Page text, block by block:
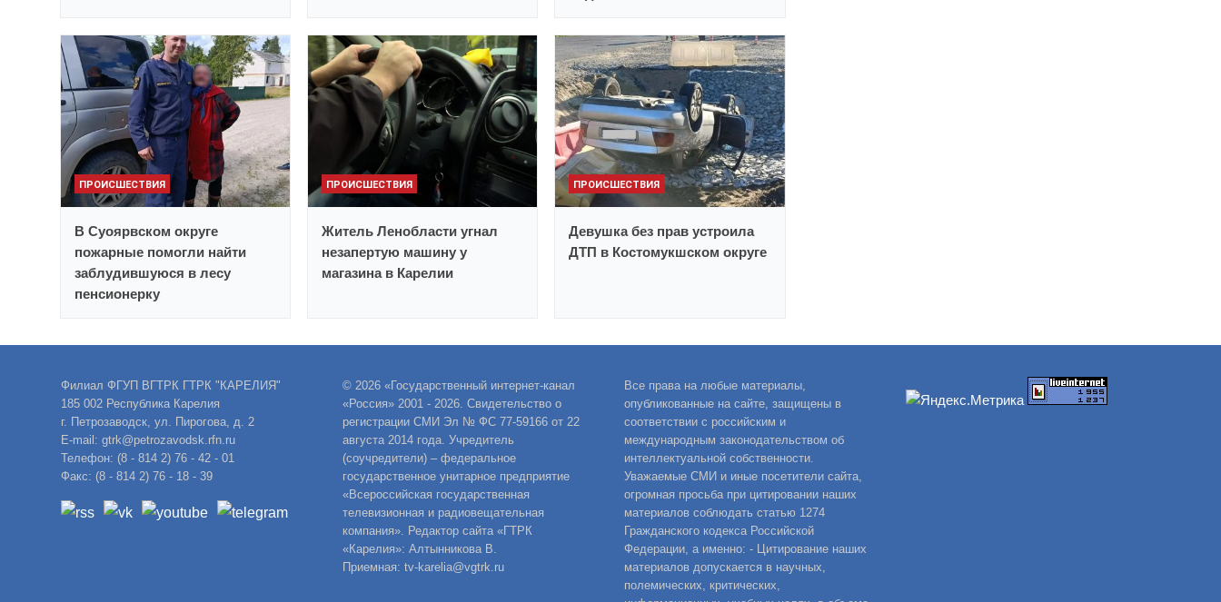
ПРОИСШЕСТВИЯ
В Суоярвском округе
пожарные помогли найти
заблудившуюся в лесу
пенсионерку
ПРОИСШЕСТВИЯ
Житель Ленобласти угнал
незапертую машину у
магазина в Карелии
ПРОИСШЕСТВИЯ
Девушка без прав устроила
ДТП в Костомукшском округе
Филиал ФГУП ВГТРК ГТРК "КАРЕЛИЯ"
185 002 Республика Карелия
г. Петрозаводск, ул. Пирогова, д. 2
E-mail: gtrk@petrozavodsk.rfn.ru
Телефон: (8 - 814 2) 76 - 42 - 01
Факс: (8 - 814 2) 76 - 18 - 39
© 2026 «Государственный интернет-канал
«Россия» 2001 - 2026. Свидетельство о
регистрации СМИ Эл № ФС 77-59166 от 22
августа 2014 года. Учредитель
(соучредители) – федеральное
государственное унитарное предприятие
«Всероссийская государственная
телевизионная и радиовещательная
компания». Редактор сайта «ГТРК
«Карелия»: Алтынникова В.
Приемная: tv-karelia@vgtrk.ru
Все права на любые материалы,
опубликованные на сайте, защищены в
соответствии с российским и
международным законодательством об
интеллектуальной собственности.
Уважаемые СМИ и иные посетители сайта,
огромная просьба при цитировании наших
материалов соблюдать статью 1274
Гражданского кодекса Российской
Федерации, а именно: - Цитирование наших
материалов допускается в научных,
полемических, критических,